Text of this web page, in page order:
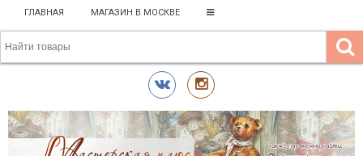
ГЛАВНАЯ МАГАЗИН В МОСКВЕ